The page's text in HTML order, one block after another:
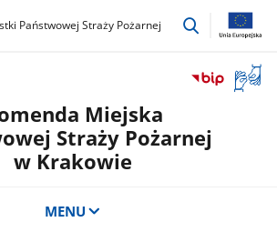
Państwowej Straży Pożarnej
przejdź
okno
Miejska
Straży Pożarnej
w Krakowie
MENU